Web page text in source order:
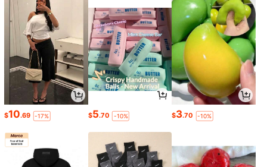
$10.69 -17% $5.70 -10% $3.70 -10%